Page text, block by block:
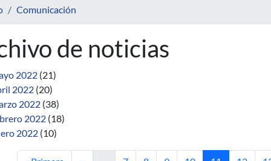
Comunicación
de noticias
2022 (21)
2022 (20)
2022 (38)
2022 (18)
2022 (10)